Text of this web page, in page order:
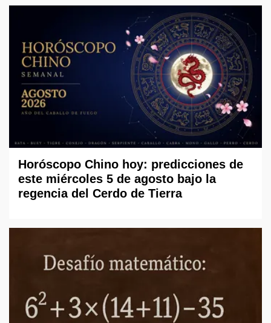
Horóscopo Chino hoy: predicciones de
este miércoles 5 de agosto bajo la
regencia del Cerdo de Tierra